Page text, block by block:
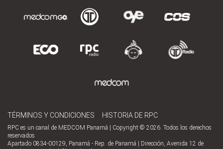
TÉRMINOS Y CONDICIONES HISTORIA DE RPC
RPC es un canal de MEDCOM Panamá | Copyright © 2026. Todos los derechos
reservados
Apartado 0834-00129, Panamá - Rep. de Panamá | Dirección, Avenida 12 de